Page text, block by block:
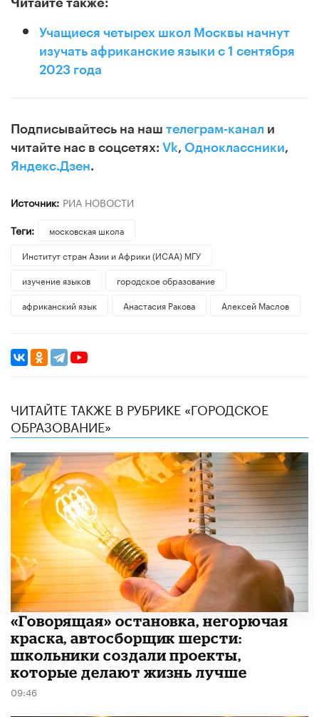
Читайте также:
Учащиеся четырех школ Москвы начнут
изучать африканские языки с 1 сентября
2023 года
Подписывайтесь на наш телеграм-канал и
читайте нас в соцсетях: Vk, Одноклассники,
Яндекс.Дзен.
Источник: РИА НОВОСТИ
Теги:
московская школа
Институт стран Азии и Африки (ИСАА) МГУ
изучение языков
городское образование
африканский язык
Анастасия Ракова Алексей Маслов
ЧИТАЙТЕ ТАКЖЕ В РУБРИКЕ «ГОРОДСКОЕ
ОБРАЗОВАНИЕ»
​«Говорящая» остановка, негорючая
краска, автосборщик шерсти:
школьники создали проекты,
которые делают жизнь лучше
09:46